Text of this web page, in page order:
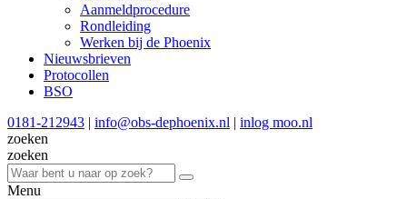
Aanmeldprocedure
Rondleiding
Werken bij de Phoenix
Nieuwsbrieven
Protocollen
BSO
0181-212943 | info@obs-dephoenix.nl | inlog moo.nl
zoeken
zoeken
Menu